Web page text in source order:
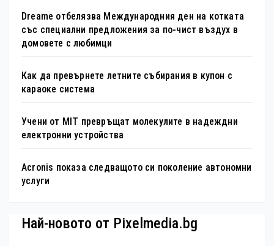
Dreame отбелязва Международния ден на котката
със специални предложения за по-чист въздух в
домовете с любимци
Как да превърнете летните събирания в купон с
караоке система
Учени от MIT превръщат молекулите в надеждни
електронни устройства
Acronis показа следващото си поколение автономни
услуги
Най-новото от Pixelmedia.bg